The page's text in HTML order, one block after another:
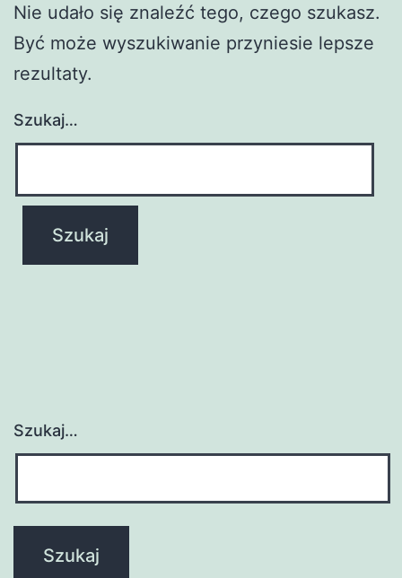
Nie udało się znaleźć tego, czego szukasz.
Być może wyszukiwanie przyniesie lepsze
rezultaty.
Szukaj…
Szukaj…